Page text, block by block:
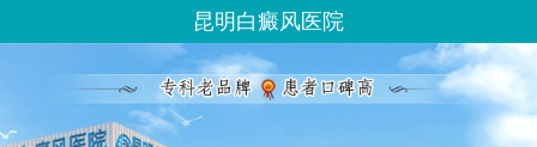
昆明白癜风医院